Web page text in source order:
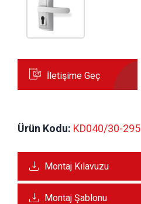
İletişime Geç
Ürün Kodu: KD040/30-295
Montaj Kılavuzu
Montaj Şablonu